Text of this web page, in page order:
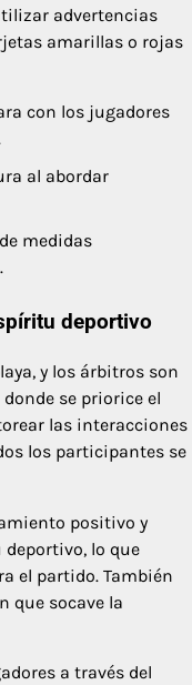
advertencias
amarillas o rojas
con los jugadores
al abordar
medidas
deportivo
y los árbitros son
se priorice el
las interacciones
los participantes se
positivo y
lo que
el partido. También
que socave la
a través del